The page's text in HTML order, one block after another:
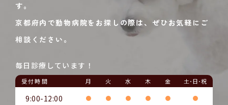
す。
京都府内で動物病院をお探しの際は、ぜひお気軽にご
相談ください。
毎日診療しています！
受付時間 月 火 水 木 金 土･日･祝
9:00-12:00 ● ● ● ● ● ●